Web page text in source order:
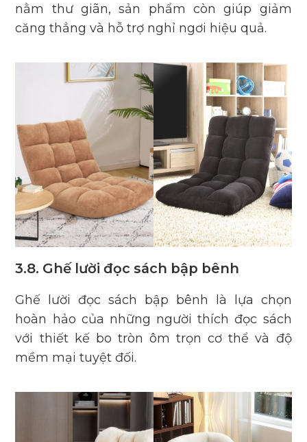
nằm thư giãn, sản phẩm còn giúp giảm
căng thẳng và hỗ trợ nghỉ ngơi hiệu quả.
3.8. Ghế lười đọc sách bập bênh
Ghế lười đọc sách bập bênh là lựa chọn
hoàn hảo của những người thích đọc sách
với thiết kế bo tròn ôm trọn cơ thể và độ
mềm mại tuyệt đối.